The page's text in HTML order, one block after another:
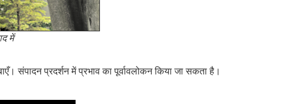
में
संपादन प्रदर्शन में प्रभाव का पूर्वावलोकन किया जा सकता है।